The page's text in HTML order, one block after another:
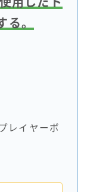
る。
レイヤーボ